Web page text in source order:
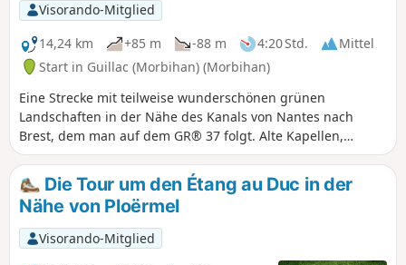
Visorando-Mitglied
14,24 km
+85 m -88 m 4:20 Std.
Mittel
Start in Guillac (Morbihan) (Morbihan)
Eine Strecke mit teilweise wunderschönen grünen
Landschaften in der Nähe des Kanals von Nantes nach
Brest, dem man auf dem GR® 37 folgt. Alte Kapellen,
Kirchen und Kreuze säumen ebenfalls diese Route, die
Ihnen zweifellos einen Tapetenwechsel bieten wird.
Die Tour um den Étang au Duc in der
Nähe von Ploërmel
Visorando-Mitglied